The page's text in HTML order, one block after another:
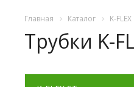
Главная Каталог K-FLEX
Трубки K-